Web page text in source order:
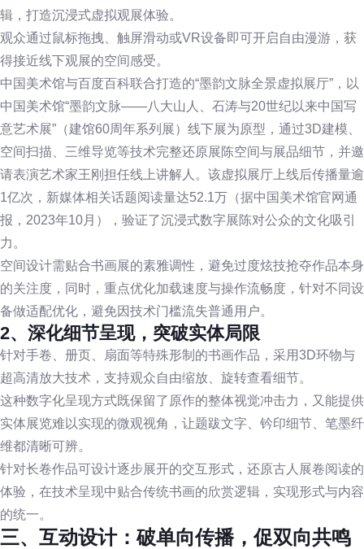
辑，打造沉浸式虚拟观展体验。
观众通过鼠标拖拽、触屏滑动或VR设备即可开启自由漫游，获
得接近线下观展的空间感受。
中国美术馆与百度百科联合打造的“墨韵文脉全景虚拟展厅”，以
中国美术馆“墨韵文脉——八大山人、石涛与20世纪以来中国写
意艺术展”（建馆60周年系列展）线下展为原型，通过3D建模、
空间扫描、三维导览等技术完整还原展陈空间与展品细节，并邀
请表演艺术家王刚担任线上讲解人。该虚拟展厅上线后传播量逾
1亿次，新媒体相关话题阅读量达52.1万（据中国美术馆官网通
报，2023年10月），验证了沉浸式数字展陈对公众的文化吸引
力。
空间设计需贴合书画展的素雅调性，避免过度炫技抢夺作品本身
的关注度，同时，重点优化加载速度与操作流畅度，针对不同设
备做适配优化，避免因技术门槛流失普通用户。
2、深化细节呈现，突破实体局限
针对手卷、册页、扇面等特殊形制的书画作品，采用3D环物与
超高清放大技术，支持观众自由缩放、旋转查看细节。
这种数字化呈现方式既保留了原作的整体视觉冲击力，又能提供
实体展览难以实现的微观视角，让题跋文字、钤印细节、笔墨纤
维都清晰可辨。
针对长卷作品可设计逐步展开的交互形式，还原古人展卷阅读的
体验，在技术呈现中贴合传统书画的欣赏逻辑，实现形式与内容
的统一。
三、互动设计：破单向传播，促双向共鸣